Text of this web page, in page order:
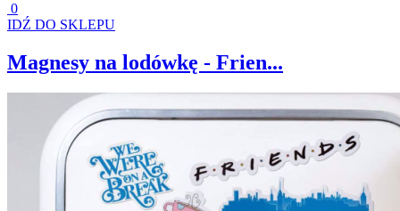
0
IDŹ DO SKLEPU
Magnesy na lodówkę - Frien...